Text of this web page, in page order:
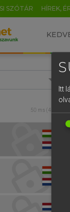
SZÓTÁR HÍREK,
50 ms (4 db)
Itt